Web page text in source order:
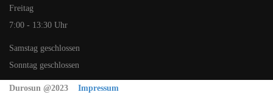
Freitag
7:00 - 13:30 Uhr
Samstag geschlossen
Sonntag geschlossen
Durosun @2023 Impressum